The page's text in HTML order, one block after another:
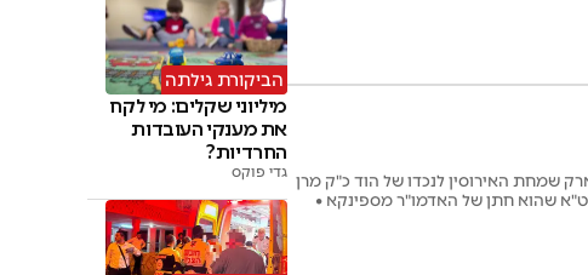
שמחת האירוסין לנכדו של הוד כ"ק מרן
שהוא חתן של האדמו"ר מספינקא •
הביקורת גילתה
מיליוני שקלים: מי לקח
את מענקי העובדות
החרדיות?
גדי פוקס